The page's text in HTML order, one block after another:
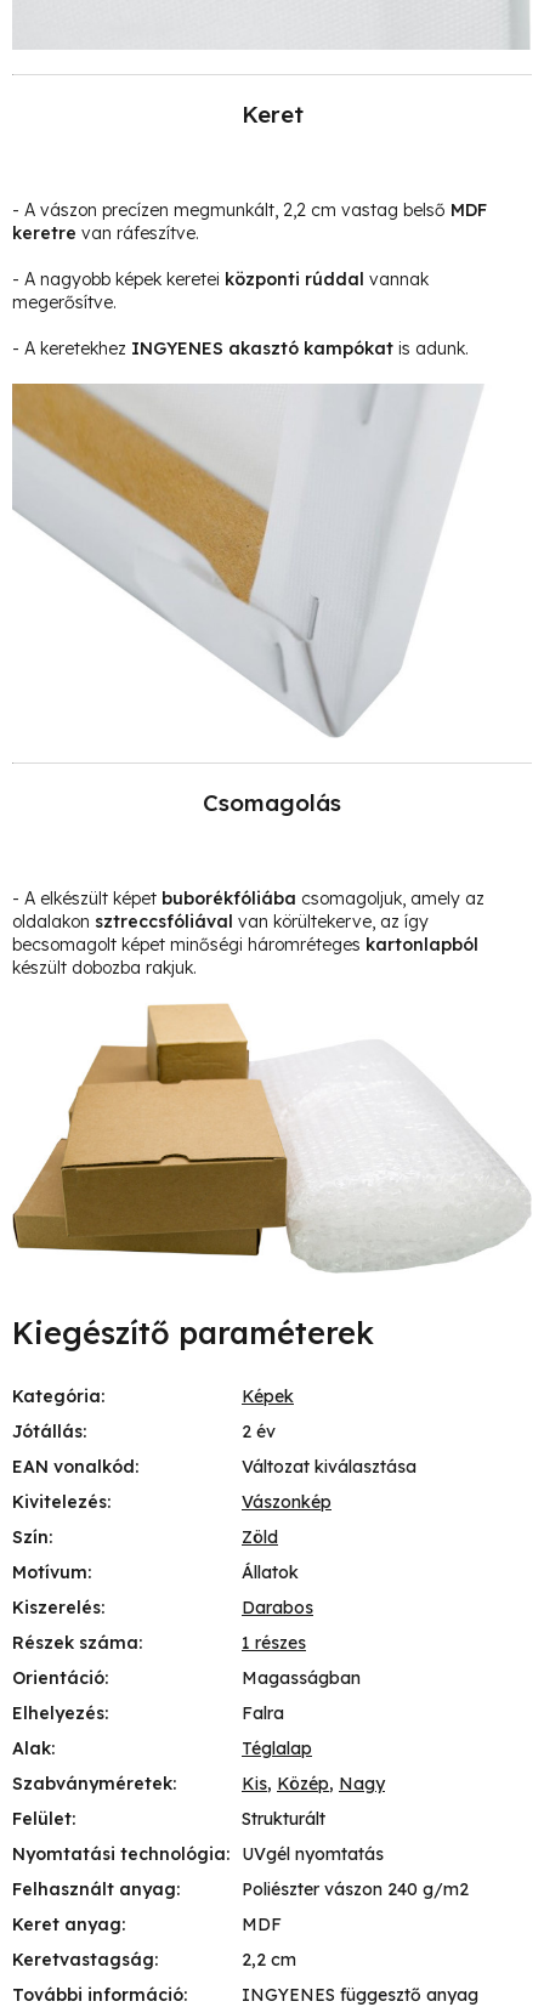
Keret
- A vászon precízen megmunkált, 2,2 cm vastag belső MDF
keretre van ráfeszítve.
- A nagyobb képek keretei központi rúddal vannak
megerősítve.
- A keretekhez INGYENES akasztó kampókat is adunk.
Csomagolás
- A elkészült képet buborékfóliába csomagoljuk, amely az
oldalakon sztreccsfóliával van körültekerve, az így
becsomagolt képet minőségi háromréteges kartonlapból
készült dobozba rakjuk.
Kiegészítő paraméterek
Kategória:
Képek
Jótállás:
2 év
EAN vonalkód:
Változat kiválasztása
Kivitelezés:
Vászonkép
Szín:
Zöld
Motívum:
Állatok
Kiszerelés:
Darabos
Részek száma:
1 részes
Orientáció:
Magasságban
Elhelyezés:
Falra
Alak:
Téglalap
Szabványméretek: Kis, Közép, Nagy
Felület:
Strukturált
Nyomtatási technológia:
UVgél nyomtatás
Felhasznált anyag:
Poliészter vászon 240 g/m2
Keret anyag:
MDF
Keretvastagság:
2,2 cm
További információ: INGYENES függesztő anyag